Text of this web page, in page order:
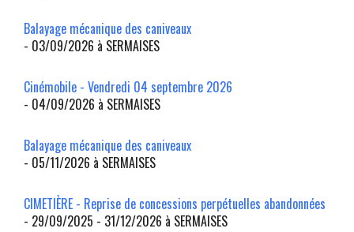
Balayage mécanique des caniveaux
- 03/09/2026 à SERMAISES
Cinémobile - Vendredi 04 septembre 2026
- 04/09/2026 à SERMAISES
Balayage mécanique des caniveaux
- 05/11/2026 à SERMAISES
CIMETIÈRE - Reprise de concessions perpétuelles abandonnées
- 29/09/2025 - 31/12/2026 à SERMAISES